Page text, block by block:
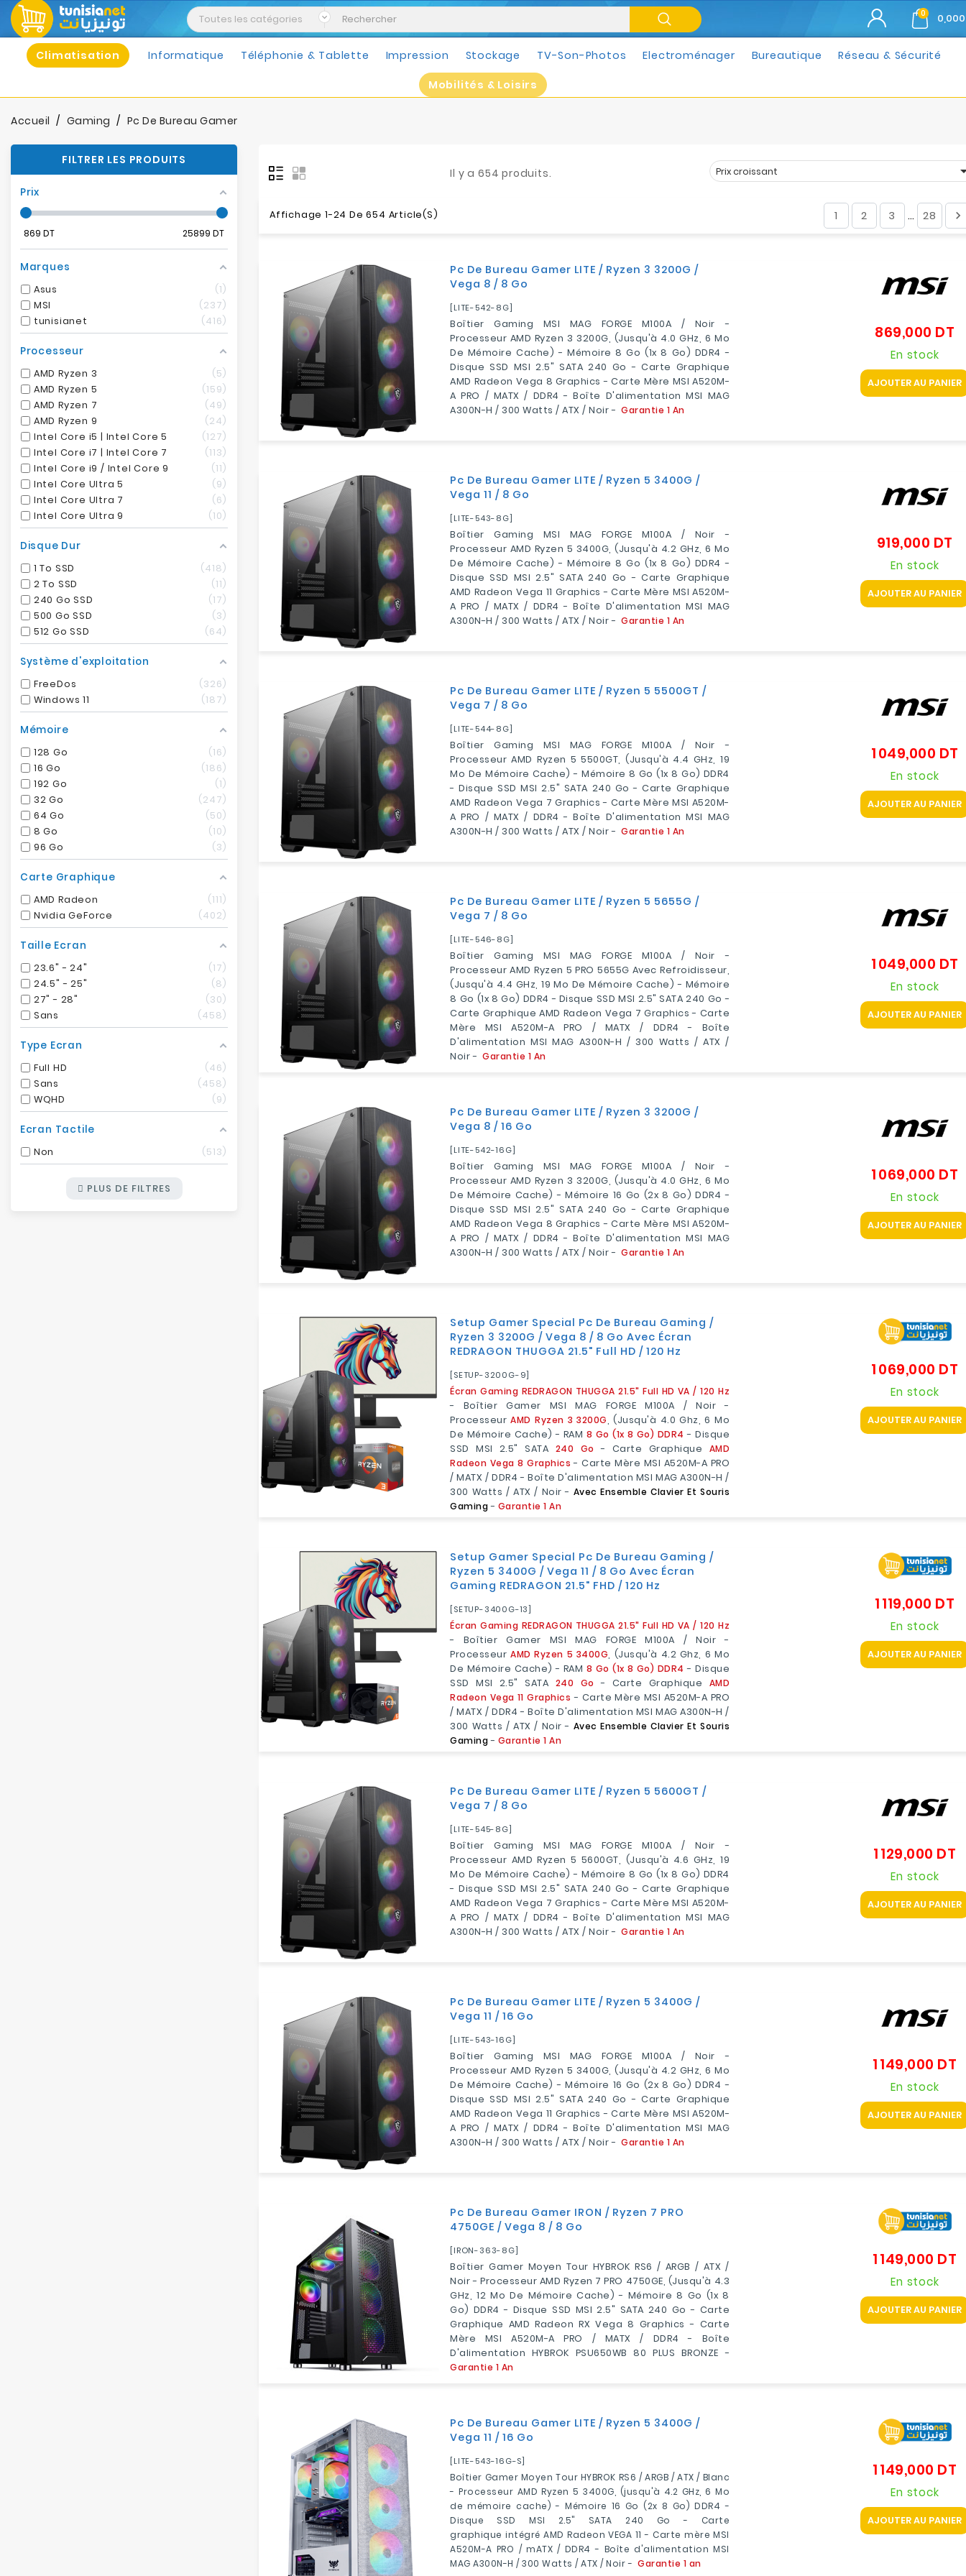
0
Climatisation Informatique Téléphonie & Tablette Impression Stockage TV-Son-Photos Electroménager Bureautique Réseau & Sécurité
Mobilités & Loisirs
Accueil Gaming Pc De Bureau Gamer
FILTRER LES PRODUITS
Prix
869 DT 25899 DT
Marques
Asus
1
MSI
237
tunisianet
416
Processeur
AMD Ryzen 3
5
AMD Ryzen 5
159
AMD Ryzen 7
49
AMD Ryzen 9
24
Intel Core i5 | Intel Core 5
127
Intel Core i7 | Intel Core 7
113
Intel Core i9 / Intel Core 9
11
Intel Core Ultra 5
9
Intel Core Ultra 7
6
Intel Core Ultra 9
10
Disque Dur
1 To SSD
418
2 To SSD
11
240 Go SSD
17
500 Go SSD
3
512 Go SSD
64
Système d'exploitation
FreeDos
326
Windows 11
187
Mémoire
128 Go
16
16 Go
186
192 Go
1
32 Go
247
64 Go
50
8 Go
10
96 Go
3
Carte Graphique
AMD Radeon
111
Nvidia GeForce
402
Taille Ecran
23.6" - 24"
17
24.5" - 25"
8
27" - 28"
30
Sans
458
Type Ecran
Full HD
46
Sans
458
WQHD
9
Ecran Tactile
Non 513
PLUS DE FILTRES
Il y a 654 produits. Prix croissant
Affichage 1-24 De 654 Article(s) 1 2 3 … 28 
Pc De Bureau Gamer LITE / Ryzen 3 3200G /
Vega 8 / 8 Go
[LITE-542-8G]
Boîtier Gaming MSI MAG FORGE M100A / Noir -
Processeur AMD Ryzen 3 3200G, (jusqu'à 4.0 GHz, 6 Mo
De Mémoire Cache) - Mémoire 8 Go (1x 8 Go) DDR4 -
Disque SSD MSI 2.5" SATA 240 Go - Carte Graphique
AMD Radeon Vega 8 Graphics - Carte Mère MSI A520M-
A PRO / MATX / DDR4 - Boîte D'alimentation MSI MAG
A300N-H / 300 Watts / ATX / Noir -Garantie 1 An
869,000 DT
En stock
AJOUTER AU PANIER
Pc De Bureau Gamer LITE / Ryzen 5 3400G /
Vega 11 / 8 Go
[LITE-543-8G]
Boîtier Gaming MSI MAG FORGE M100A / Noir -
Processeur AMD Ryzen 5 3400G, (jusqu'à 4.2 GHz, 6 Mo
De Mémoire Cache) - Mémoire 8 Go (1x 8 Go) DDR4 -
Disque SSD MSI 2.5" SATA 240 Go - Carte Graphique
AMD Radeon Vega 11 Graphics - Carte Mère MSI A520M-
A PRO / MATX / DDR4 - Boîte D'alimentation MSI MAG
A300N-H / 300 Watts / ATX / Noir -Garantie 1 An
919,000 DT
En stock
AJOUTER AU PANIER
Pc De Bureau Gamer LITE / Ryzen 5 5500GT /
Vega 7 / 8 Go
[LITE-544-8G]
Boîtier Gaming MSI MAG FORGE M100A / Noir -
Processeur AMD Ryzen 5 5500GT, (jusqu'à 4.4 GHz, 19
Mo De Mémoire Cache) - Mémoire 8 Go (1x 8 Go) DDR4
- Disque SSD MSI 2.5" SATA 240 Go - Carte Graphique
AMD Radeon Vega 7 Graphics - Carte Mère MSI A520M-
A PRO / MATX / DDR4 - Boîte D'alimentation MSI MAG
A300N-H / 300 Watts / ATX / Noir -Garantie 1 An
1 049,000 DT
En stock
AJOUTER AU PANIER
Pc De Bureau Gamer LITE / Ryzen 5 5655G /
Vega 7 / 8 Go
[LITE-546-8G]
Boîtier Gaming MSI MAG FORGE M100A / Noir -
Processeur AMD Ryzen 5 PRO 5655G Avec Refroidisseur,
(jusqu'à 4.4 GHz, 19 Mo De Mémoire Cache) - Mémoire
8 Go (1x 8 Go) DDR4 - Disque SSD MSI 2.5" SATA 240 Go -
Carte Graphique AMD Radeon Vega 7 Graphics - Carte
Mère MSI A520M-A PRO / MATX / DDR4 - Boîte
D'alimentation MSI MAG A300N-H / 300 Watts / ATX /
Noir -Garantie 1 An
1 049,000 DT
En stock
AJOUTER AU PANIER
Pc De Bureau Gamer LITE / Ryzen 3 3200G /
Vega 8 / 16 Go
[LITE-542-16G]
Boîtier Gaming MSI MAG FORGE M100A / Noir -
Processeur AMD Ryzen 3 3200G, (jusqu'à 4.0 GHz, 6 Mo
De Mémoire Cache) - Mémoire 16 Go (2x 8 Go) DDR4 -
Disque SSD MSI 2.5" SATA 240 Go - Carte Graphique
AMD Radeon Vega 8 Graphics - Carte Mère MSI A520M-
A PRO / MATX / DDR4 - Boîte D'alimentation MSI MAG
A300N-H / 300 Watts / ATX / Noir -Garantie 1 An
1 069,000 DT
En stock
AJOUTER AU PANIER
Setup Gamer Special Pc De Bureau Gaming /
Ryzen 3 3200G / Vega 8 / 8 Go Avec Écran
REDRAGON THUGGA 21.5" Full HD / 120 Hz
[SETUP-3200G-9]
Écran Gaming REDRAGON THUGGA 21.5" Full HD VA / 120 Hz
- Boîtier Gamer MSI MAG FORGE M100A / Noir -
ProcesseurAMD Ryzen 3 3200G , (jusqu'à 4.0 Ghz, 6 Mo
De Mémoire Cache) - RAM 8 Go (1x 8 Go) DDR4 - Disque
SSD MSI 2.5" SATA 240 Go - Carte Graphique AMD
Radeon Vega 8 Graphics - Carte Mère MSI A520M-A PRO
/ MATX / DDR4 - Boîte D'alimentation MSI MAG A300N-H /
300 Watts / ATX / Noir - Avec Ensemble Clavier Et Souris
Gaming- Garantie 1 An
1 069,000 DT
En stock
AJOUTER AU PANIER
Setup Gamer Special Pc De Bureau Gaming /
Ryzen 5 3400G / Vega 11 / 8 Go Avec Écran
Gaming REDRAGON 21.5" FHD / 120 Hz
[SETUP-3400G-13]
Écran Gaming REDRAGON THUGGA 21.5" Full HD VA / 120 Hz
- Boîtier Gamer MSI MAG FORGE M100A / Noir -
ProcesseurAMD Ryzen 5 3400G , (jusqu'à 4.2 Ghz, 6 Mo
De Mémoire Cache) - RAM 8 Go (1x 8 Go) DDR4 - Disque
SSD MSI 2.5" SATA 240 Go - Carte Graphique AMD
Radeon Vega 11 Graphics - Carte Mère MSI A520M-A PRO
/ MATX / DDR4 - Boîte D'alimentation MSI MAG A300N-H /
300 Watts / ATX / Noir - Avec Ensemble Clavier Et Souris
Gaming- Garantie 1 An
1 119,000 DT
En stock
AJOUTER AU PANIER
Pc De Bureau Gamer LITE / Ryzen 5 5600GT /
Vega 7 / 8 Go
[LITE-545-8G]
Boîtier Gaming MSI MAG FORGE M100A / Noir -
Processeur AMD Ryzen 5 5600GT, (jusqu'à 4.6 GHz, 19
Mo De Mémoire Cache) - Mémoire 8 Go (1x 8 Go) DDR4
- Disque SSD MSI 2.5" SATA 240 Go - Carte Graphique
AMD Radeon Vega 7 Graphics - Carte Mère MSI A520M-
A PRO / MATX / DDR4 - Boîte D'alimentation MSI MAG
A300N-H / 300 Watts / ATX / Noir -Garantie 1 An
1 129,000 DT
En stock
AJOUTER AU PANIER
Pc De Bureau Gamer LITE / Ryzen 5 3400G /
Vega 11 / 16 Go
[LITE-543-16G]
Boîtier Gaming MSI MAG FORGE M100A / Noir -
Processeur AMD Ryzen 5 3400G, (jusqu'à 4.2 GHz, 6 Mo
De Mémoire Cache) - Mémoire 16 Go (2x 8 Go) DDR4 -
Disque SSD MSI 2.5" SATA 240 Go - Carte Graphique
AMD Radeon Vega 11 Graphics - Carte Mère MSI A520M-
A PRO / MATX / DDR4 - Boîte D'alimentation MSI MAG
A300N-H / 300 Watts / ATX / Noir -Garantie 1 An
1 149,000 DT
En stock
AJOUTER AU PANIER
Pc De Bureau Gamer IRON / Ryzen 7 PRO
4750GE / Vega 8 / 8 Go
[IRON-363-8G]
Boîtier Gamer Moyen Tour HYBROK RS6 / ARGB / ATX /
Noir - Processeur AMD Ryzen 7 PRO 4750GE, (jusqu'à 4.3
GHz, 12 Mo De Mémoire Cache) - Mémoire 8 Go (1x 8
Go) DDR4 - Disque SSD MSI 2.5" SATA 240 Go - Carte
Graphique AMD Radeon RX Vega 8 Graphics - Carte
Mère MSI A520M-A PRO / MATX / DDR4 - Boîte
D'alimentation HYBROK PSU650WB 80 PLUS BRONZE -
Garantie 1 An
1 149,000 DT
En stock
AJOUTER AU PANIER
Pc De Bureau Gamer LITE / Ryzen 5 3400G /
Vega 11 / 16 Go
[LITE-543-16G-S]
Boîtier Gamer Moyen Tour HYBROK RS6 / ARGB / ATX / Blanc
- Processeur AMD Ryzen 5 3400G, (jusqu'à 4.2 GHz, 6 Mo
de mémoire cache) - Mémoire 16 Go (2x 8 Go) DDR4 -
Disque SSD MSI 2.5" SATA 240 Go - Carte
graphique intégré AMD Radeon VEGA 11 - Carte mère MSI
A520M-A PRO / mATX / DDR4 - Boîte d'alimentation MSI
MAG A300N-H / 300 Watts / ATX / Noir -Garantie 1 an
1 149,000 DT
En stock
AJOUTER AU PANIER